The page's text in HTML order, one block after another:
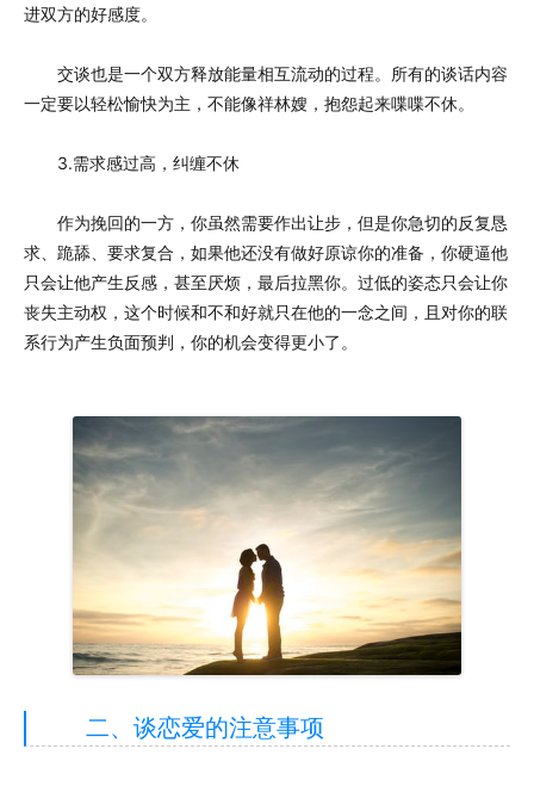
进双方的好感度。
交谈也是一个双方释放能量相互流动的过程。所有的谈话内容
一定要以轻松愉快为主，不能像祥林嫂，抱怨起来喋喋不休。
3.需求感过高，纠缠不休
作为挽回的一方，你虽然需要作出让步，但是你急切的反复恳
求、跪舔、要求复合，如果他还没有做好原谅你的准备，你硬逼他
只会让他产生反感，甚至厌烦，最后拉黑你。过低的姿态只会让你
丧失主动权，这个时候和不和好就只在他的一念之间，且对你的联
系行为产生负面预判，你的机会变得更小了。
二、谈恋爱的注意事项